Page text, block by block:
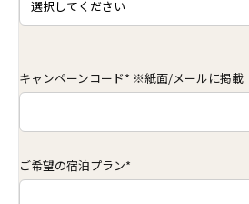
キャンペーンコード* ※紙面/メールに掲載
ご希望の宿泊プラン*